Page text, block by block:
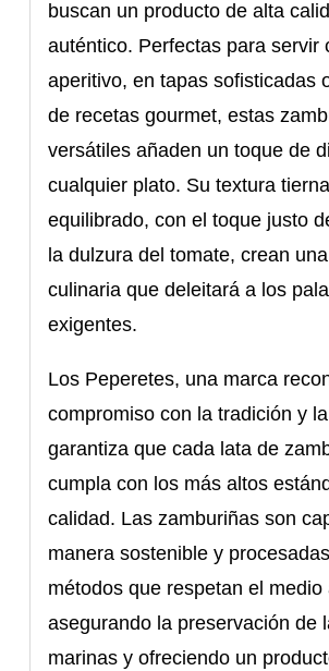
buscan un producto de alta
auténtico. Perfectas para servir
aperitivo, en tapas sofisticadas
de recetas gourmet, estas
versátiles añaden un toque de
cualquier plato. Su textura
equilibrado, con el toque justo
la dulzura del tomate, crean
culinaria que deleitará a los
exigentes.
Los Peperetes, una marca
compromiso con la tradición y
garantiza que cada lata de
cumpla con los más altos
calidad. Las zamburiñas son
manera sostenible y
métodos que respetan el medio
asegurando la preservación de
marinas y ofreciendo un